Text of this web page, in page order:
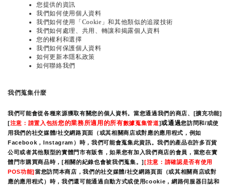
您提供的資訊
我們如何使用個人資料
我們如何使用「Cookie」和其他類似的追蹤技術
我們如何處理、共用、轉讓和揭露個人資料
您的權利和選擇
我們如何保護個人資料
如何更新本隱私政策
如何聯絡我們
我們蒐集什麼
我們可能會從各種來源獲取有關您的個人資料。當您通過我們的商店、[擴充功能]
[注意：請置入包括您的業務所適用的所有數據蒐集管道]或通過您訪問和/或使
用我們的社交媒體/社交網路頁面（或其相關商店或對應的應用程式，例如
Facebook，Instagram）時，我們可能會蒐集此資訊。我們的產品在許多百貨
公司或者其他類型的實體門市有販售，如果您有加入我們商店的會員，當您在實
體門市購買商品時，[相關的紀錄也會被我們蒐集。][注意：請確認是否有使用
POS功能]當您訪問本商店，我們的社交媒體/社交網路頁面（或其相關商店或對
應的應用程式）時，我們還可能通過自動方式或使用cookie，網路伺服器日誌和